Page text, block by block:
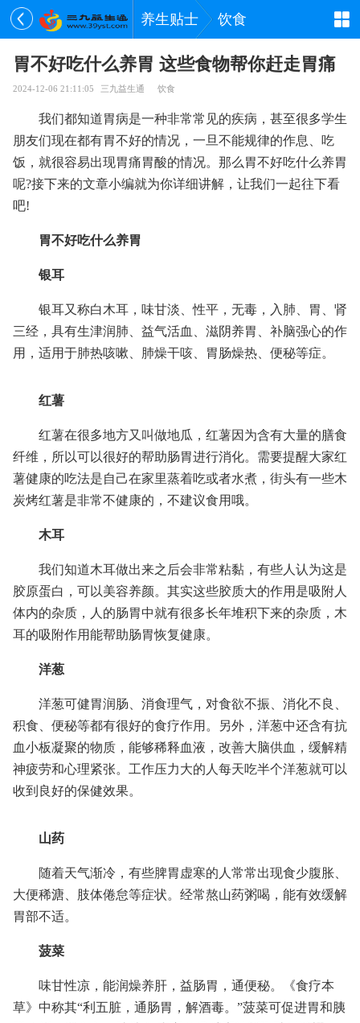
养生贴士 饮食
胃不好吃什么养胃 这些食物帮你赶走胃痛
2024-12-06 21:11:05 三九益生通 饮食
我们都知道胃病是一种非常常见的疾病，甚至很多学生
朋友们现在都有胃不好的情况，一旦不能规律的作息、吃
饭，就很容易出现胃痛胃酸的情况。那么胃不好吃什么养胃
呢?接下来的文章小编就为你详细讲解，让我们一起往下看
吧!
胃不好吃什么养胃
银耳
银耳又称白木耳，味甘淡、性平，无毒，入肺、胃、肾
三经，具有生津润肺、益气活血、滋阴养胃、补脑强心的作
用，适用于肺热咳嗽、肺燥干咳、胃肠燥热、便秘等症。
红薯
红薯在很多地方又叫做地瓜，红薯因为含有大量的膳食
纤维，所以可以很好的帮助肠胃进行消化。需要提醒大家红
薯健康的吃法是自己在家里蒸着吃或者水煮，街头有一些木
炭烤红薯是非常不健康的，不建议食用哦。
木耳
我们知道木耳做出来之后会非常粘黏，有些人认为这是
胶原蛋白，可以美容养颜。其实这些胶质大的作用是吸附人
体内的杂质，人的肠胃中就有很多长年堆积下来的杂质，木
耳的吸附作用能帮助肠胃恢复健康。
洋葱
洋葱可健胃润肠、消食理气，对食欲不振、消化不良、
积食、便秘等都有很好的食疗作用。另外，洋葱中还含有抗
血小板凝聚的物质，能够稀释血液，改善大脑供血，缓解精
神疲劳和心理紧张。工作压力大的人每天吃半个洋葱就可以
收到良好的保健效果。
山药
随着天气渐冷，有些脾胃虚寒的人常常出现食少腹胀、
大便稀溏、肢体倦怠等症状。经常熬山药粥喝，能有效缓解
胃部不适。
菠菜
味甘性凉，能润燥养肝，益肠胃，通便秘。《食疗本
草》中称其“利五脏，通肠胃，解酒毒。”菠菜可促进胃和胰